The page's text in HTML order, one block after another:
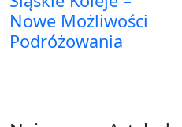
Nowe Możliwości
Podróżowania